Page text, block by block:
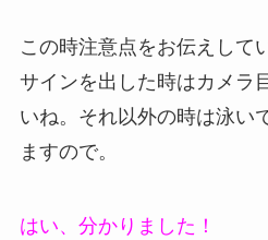
この時注意点をお伝えして
サインを出した時はカメラ
いね。それ以外の時は泳い
ますので。
はい、分かりました！